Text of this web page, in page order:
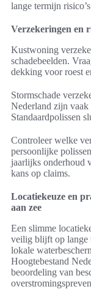
lange termijn
Verzekeringen en
Kustwoning
schadebeelden.
dekking voor roest
Stormschade
Nederland zijn
Standaardpolissen
Controleer welke
persoonlijke
jaarlijks onderhoud
kans op claims.
Locatiekeuze en
aan zee
Een slimme
veilig blijft op lange
lokale
Hoogtebestand
beoordeling van